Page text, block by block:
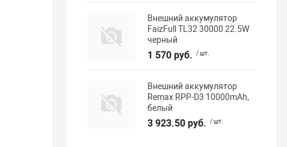
Внешний аккумулятор
FaizFull TL32 30000 22.5W
черный
1 570 руб. / шт.
Внешний аккумулятор
Remax RPP-D3 10000mAh,
белый
3 923.50 руб. / шт.